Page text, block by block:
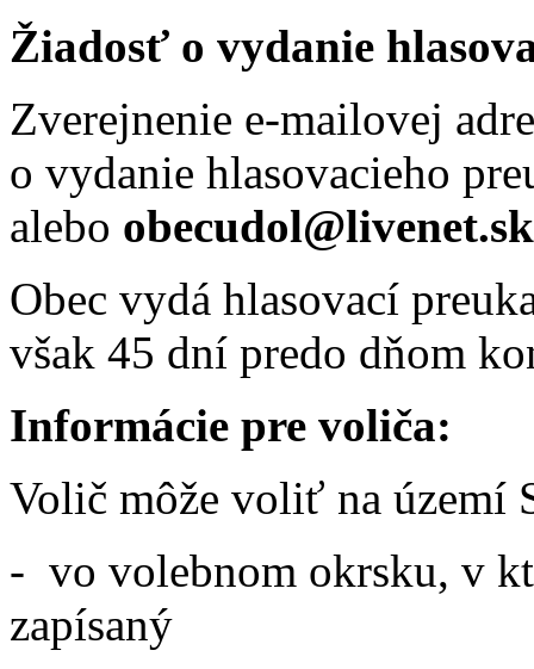
Žiadosť o vydanie
Zverejnenie e-mailovej
o vydanie hlasovacieho
alebo obecudol@livenet.sk
Obec vydá hlasovací
však 45 dní predo dňom
Informácie pre voliča:
Volič môže voliť na území
- vo volebnom okrsku, v
zapísaný